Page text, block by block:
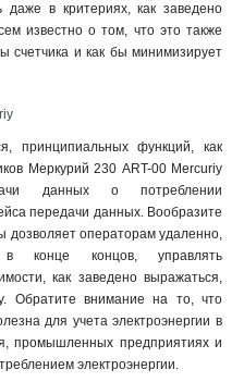
даже в критериях, как заведено
известно о том, что это также
счетчика и как бы минимизирует
принципиальных функций, как
Меркурий 230 АRT-00 Mercuriy
данных о потреблении
передачи данных. Вообразите
дозволяет операторам удаленно,
конце концов, управлять
как заведено выражаться,
Обратите внимание на то, что
для учета электроэнергии в
промышленных предприятиях и
электроэнергии.